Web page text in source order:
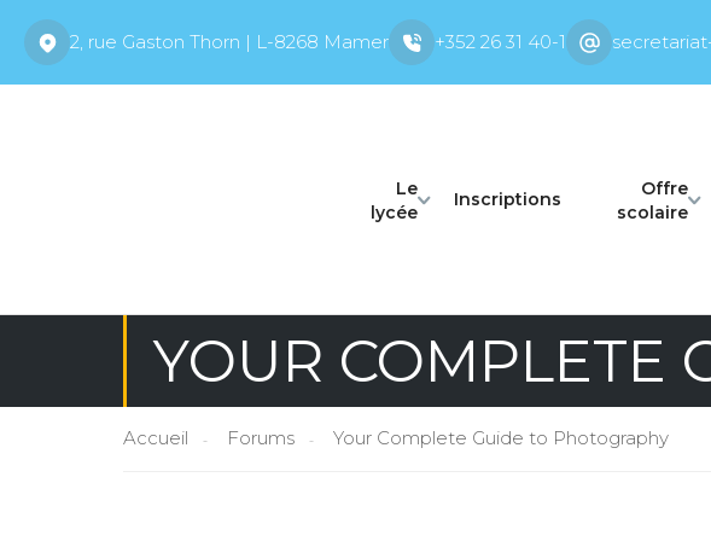
2, rue Gaston Thorn | L-8268 Mamer +352 26 31 40-1
Le
lycée
Inscriptions
Offre
scolaire
YOUR COMPLETE
Accueil Forums Your Complete Guide to Photography